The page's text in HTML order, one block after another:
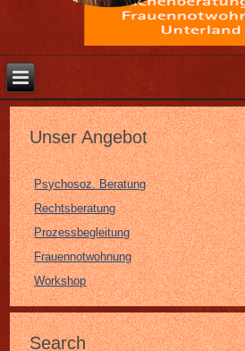
Unser Angebot
Psychosoz. Beratung
Rechtsberatung
Prozessbegleitung
Frauennotwohnung
Workshop
Search